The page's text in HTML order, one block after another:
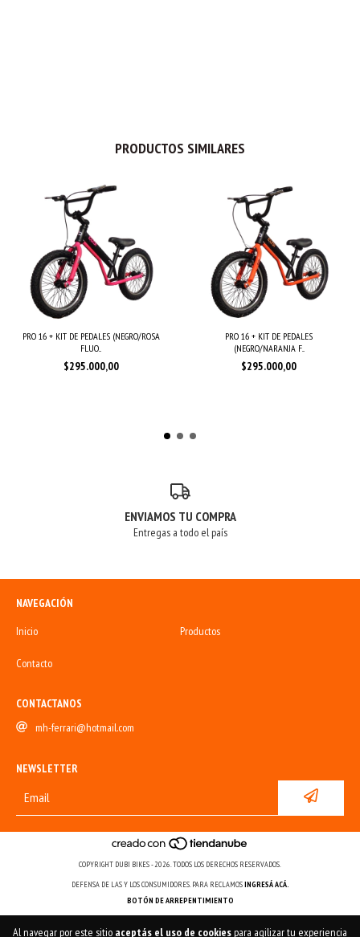
Al navegar por este sitio aceptás el uso de cookiespara agilizar tu experiencia
PRODUCTOS SIMILARES
PRO 16 + KIT DE PEDALES (NEGRO/ROSA
FLUO...
$295.000,00
PRO 16 + KIT DE PEDALES
(NEGRO/NARANJA F...
$295.000,00
ENVIAMOS TU COMPRA
Entregas a todo el país
NAVEGACIÓN
Inicio
Productos
Contacto
CONTACTANOS
mh-ferrari@hotmail.com
NEWSLETTER
COPYRIGHT DUBI BIKES - 2026. TODOS LOS DERECHOS RESERVADOS.
DEFENSA DE LAS Y LOS CONSUMIDORES. PARA RECLAMOSINGRESÁ ACÁ.
BOTÓN DE ARREPENTIMIENTO